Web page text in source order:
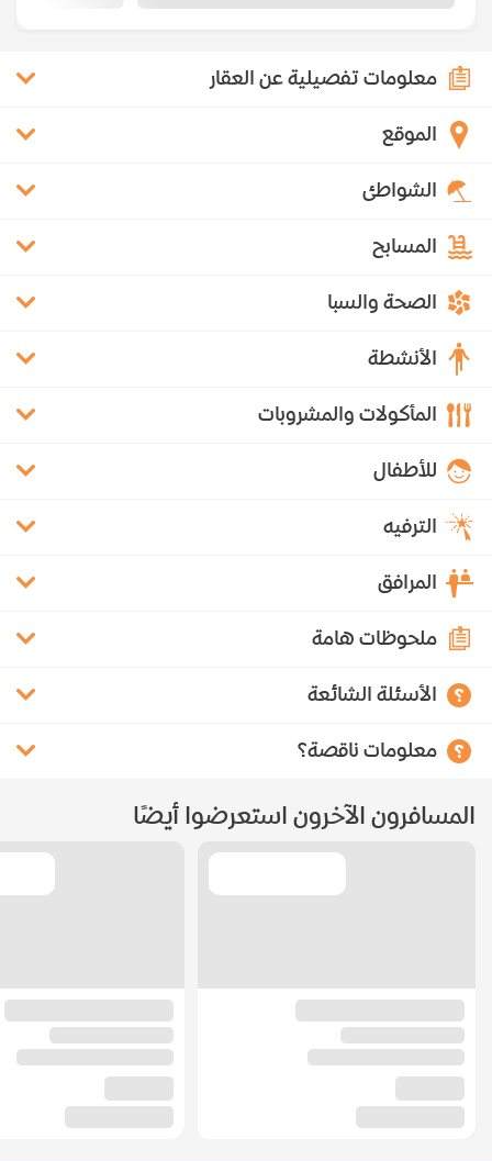
معلومات تفصيلية عن العقار
الموقع
الشواطئ
المسابح
الصحة والسبا
الأنشطة
المأكولات والمشروبات
للأطفال
الترفيه
المرافق
ملحوظات هامة
الأسئلة الشائعة
معلومات ناقصة؟
المسافرون الآخرون استعرضوا أيضًا